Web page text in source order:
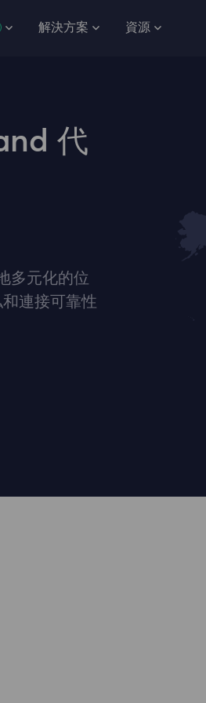
解決方案 資源
代
多元化的位
連接可靠性